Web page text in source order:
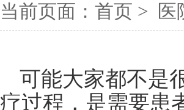
当前页面： 首页 > 医
可能大家都不是
疗过程，是需要患